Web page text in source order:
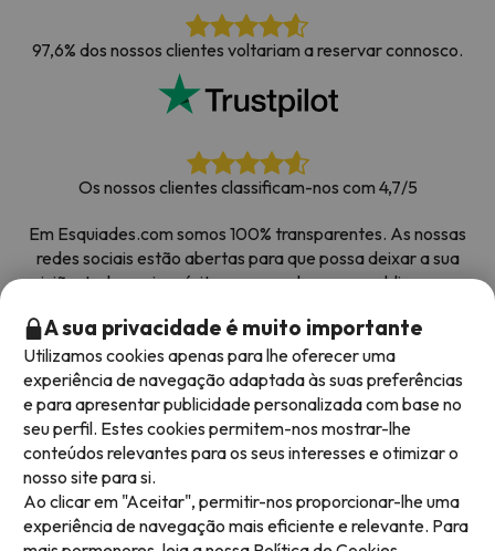
97,6% dos nossos clientes voltariam a reservar connosco.
Os nossos clientes classificam-nos com 4,7/5
Em Esquiades.com somos 100% transparentes. As nossas
redes sociais estão abertas para que possa deixar a sua
opinião, todos os inquéritos que recebemos e publicamos na
Obrigado pela confiança|Mais de 700 000 pessoas
reservaram as suas férias na neve com Esquiades.com
Métodos de pagamento disponíveis
A sua privacidade é muito importante
Utilizamos cookies apenas para lhe oferecer uma
experiência de navegação adaptada às suas preferências
e para apresentar publicidade personalizada com base no
seu perfil. Estes cookies permitem-nos mostrar-lhe
conteúdos relevantes para os seus interesses e otimizar o
nosso site para si.
Ao clicar em "Aceitar", permitir-nos proporcionar-lhe uma
experiência de navegação mais eficiente e relevante. Para